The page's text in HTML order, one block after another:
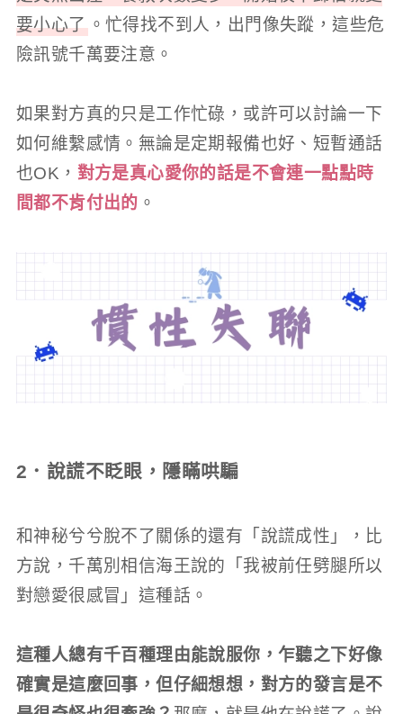
要小心了。忙得找不到人，出門像失蹤，這些危
險訊號千萬要注意。
如果對方真的只是工作忙碌，或許可以討論一下
如何維繫感情。無論是定期報備也好、短暫通話
也OK， 對方是真心愛你的話是不會連一點點時
間都不肯付出的 。
2．說謊不眨眼，隱瞞哄騙
和神秘兮兮脫不了關係的還有「說謊成性」，比
方說，千萬別相信海王說的「我被前任劈腿所以
對戀愛很感冒」這種話。
這種人總有千百種理由能說服你，乍聽之下好像
確實是這麼回事，但仔細想想，對方的發言是不